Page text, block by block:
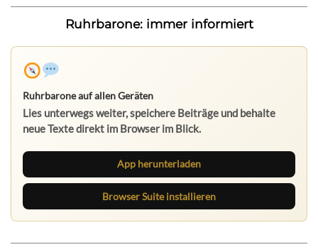
Ruhrbarone: immer informiert
Ruhrbarone auf allen Geräten
Lies unterwegs weiter, speichere Beiträge und behalte
neue Texte direkt im Browser im Blick.
App herunterladen
Browser Suite installieren